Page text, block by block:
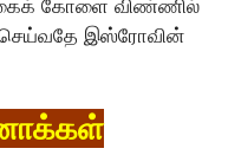
கோளை விண்ணில்
இஸ்ரோவின்